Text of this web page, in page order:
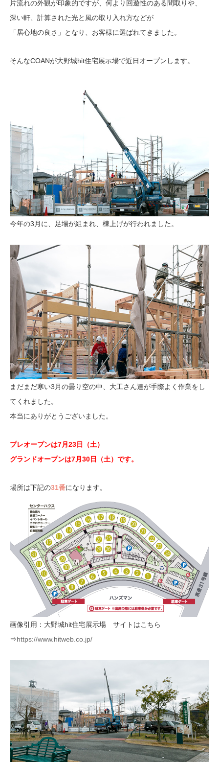
片流れの外観が印象的ですが、何より回遊性のある間取りや、
深い軒、計算された光と風の取り入れ方などが
「居心地の良さ」となり、お客様に選ばれてきました。
そんなCOANが大野城hit住宅展示場で近日オープンします。
今年の3月に、足場が組まれ、棟上げが行われました。
まだまだ寒い3月の曇り空の中、大工さん達が手際よく作業をし
てくれました。
本当にありがとうございました。
プレオープンは7月23日（土）
グランドオープンは7月30日（土）です。
場所は下記の31番になります。
画像引用：大野城hit住宅展示場 サイトはこちら
⇒https://www.hitweb.co.jp/